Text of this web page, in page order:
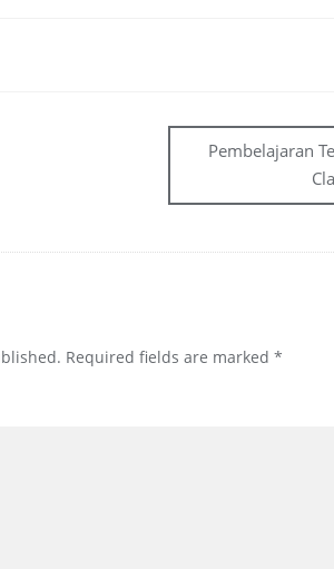
Pembelajaran
Required fields are marked *